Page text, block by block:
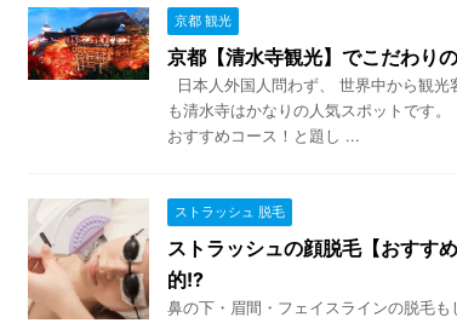
京都 観光
京都【清水寺観光】でこだわり
日本人外国人問わず、 世界中から観
も清水寺はかなりの人気スポットです
おすすめコース！と題し ...
ストラッシュ 脱毛
ストラッシュの顔脱毛【おすす
的!?
鼻の下・眉間・フェイスラインの脱毛